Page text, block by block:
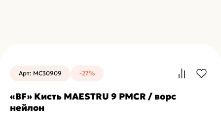
Арт: MC30909 -27%
«BF» Кисть MAESTRU 9 PMCR / ворс
нейлон